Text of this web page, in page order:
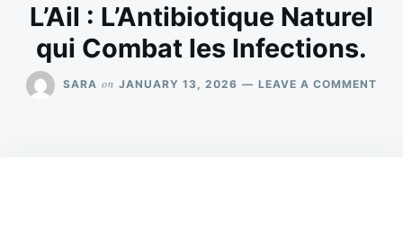
L’Ail : L’Antibiotique Naturel
qui Combat les Infections.
SARA on JANUARY 13, 2026 LEAVE A COMMENT